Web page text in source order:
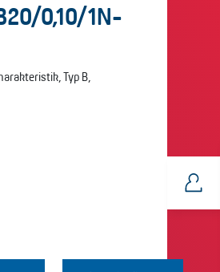
0,10/1N-
Typ B,